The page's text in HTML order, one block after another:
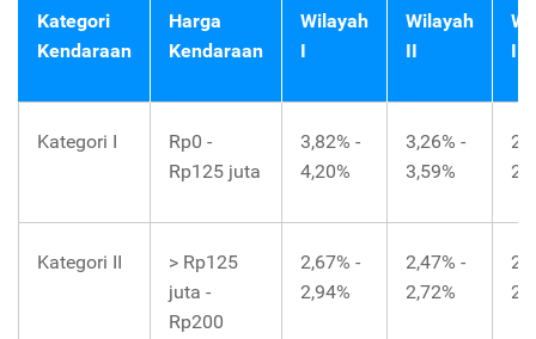
Kategori
Kendaraan
Harga
Kendaraan
Wilayah
I
Wilayah
II
III
Kategori I
Rp0 -
Rp125 juta
3,82% -
4,20%
3,26% -
3,59%
Kategori II
> Rp125
juta -
Rp200
2,67% -
2,94%
2,47% -
2,72%